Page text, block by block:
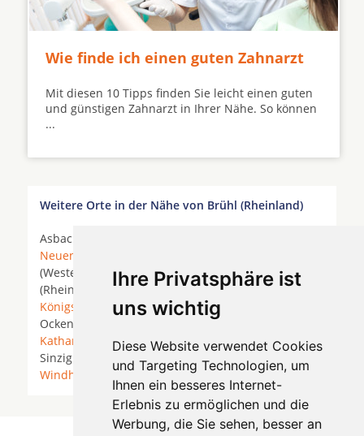
Ihre Privatsphäre ist
uns wichtig
Diese Website verwendet Cookies
und Targeting Technologien, um
Ihnen ein besseres Internet-
Erlebnis zu ermöglichen und die
Werbung, die Sie sehen, besser an
Wie finde ich einen guten Zahnarzt
Mit diesen 10 Tipps finden Sie leicht einen guten
und günstigen Zahnarzt in Ihrer Nähe. So können
...
Weitere Orte in der Nähe von Brühl (Rheinland)
Asbach (Westerwald) *
Neuenahr-Ahrweiler
(Westerwald) *Erpel *Grafschaft* Grafschaft
(Rheinland) * Hennef (Sieg) * Kasbach-Ohlenberg *
Königswinter
*Linz am Rhein*Neustadt (Wied)
Ockenfels *
Rheinbreitbach
Katharinen
* Sankt Katharinen (Kreis Neuwied) *
Sinzig *
Vettelschoß *Wachtberg
*
Windhagen